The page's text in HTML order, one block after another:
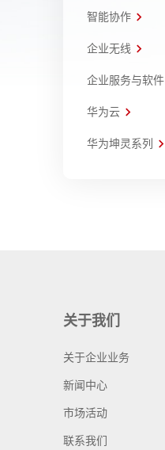
智能协作
企业无线
企业服务与软件
华为云
华为坤灵系列
关于我们
关于企业业务
新闻中心
市场活动
联系我们